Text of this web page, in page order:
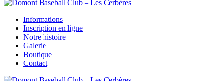
Informations
Inscription en ligne
Notre histoire
Galerie
Boutique
Contact